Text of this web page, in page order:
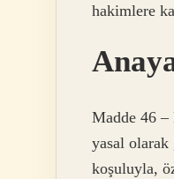
hakimlere
Madde 46 –
yasal olarak
koşuluyla,